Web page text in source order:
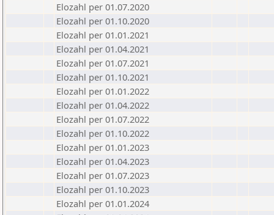
Elozahl per 01.07.2020
Elozahl per 01.10.2020
Elozahl per 01.01.2021
Elozahl per 01.04.2021
Elozahl per 01.07.2021
Elozahl per 01.10.2021
Elozahl per 01.01.2022
Elozahl per 01.04.2022
Elozahl per 01.07.2022
Elozahl per 01.10.2022
Elozahl per 01.01.2023
Elozahl per 01.04.2023
Elozahl per 01.07.2023
Elozahl per 01.10.2023
Elozahl per 01.01.2024